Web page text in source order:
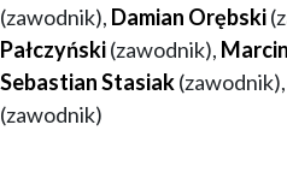
(zawodnik), Damian Orębski
Pałczyński(zawodnik),
Sebastian Stasiak(zawodnik),
(zawodnik)